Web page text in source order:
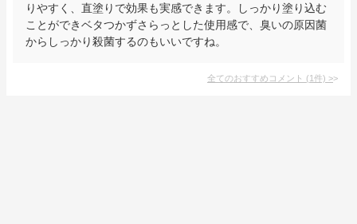
りやすく、直塗りで効果も実感できます。しっかり塗り込む
ことができベタつかずさらっとした使用感で、臭いの原因菌
からしっかり殺菌するのもいいですね。
全てのおすすめコメント (1件) >